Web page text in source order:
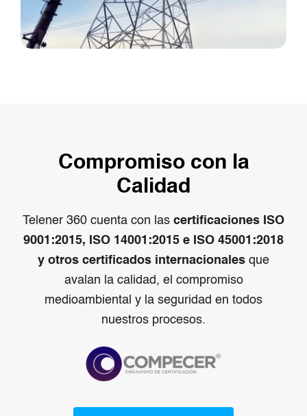
Compromiso con la
Calidad
Telener 360 cuenta con las certificaciones ISO
9001:2015, ISO 14001:2015 e ISO 45001:2018
y otros certificados internacionales que
avalan la calidad, el compromiso
medioambiental y la seguridad en todos
nuestros procesos.